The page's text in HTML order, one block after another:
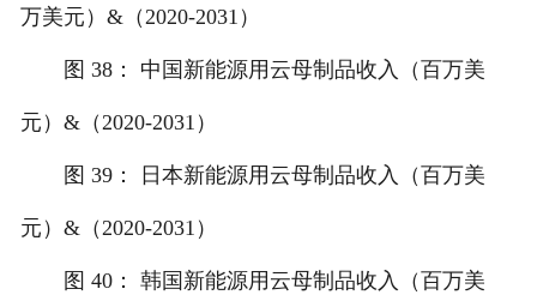
万美元）&（2020-2031）
图 38： 中国新能源用云母制品收入（百万美
元）&（2020-2031）
图 39： 日本新能源用云母制品收入（百万美
元）&（2020-2031）
图 40： 韩国新能源用云母制品收入（百万美